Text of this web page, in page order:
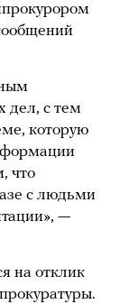
дел, с тем
которую
что
с людьми
—
на отклик